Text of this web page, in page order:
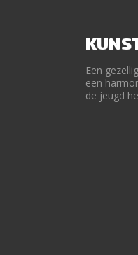
Een
een
de jeugd